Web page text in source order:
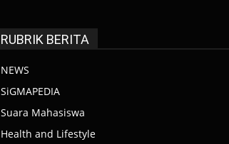
RUBRIK BERITA
NEWS
SiGMAPEDIA
Suara Mahasiswa
Health and Lifestyle